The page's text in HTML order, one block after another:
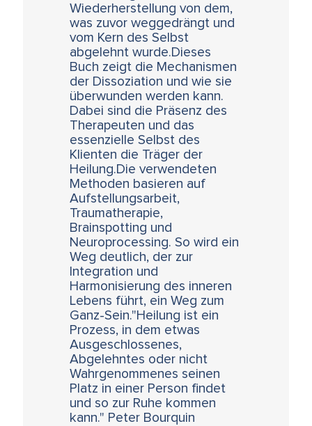
Wiederherstellung von dem,
was zuvor weggedrängt und
vom Kern des Selbst
abgelehnt wurde.Dieses
Buch zeigt die Mechanismen
der Dissoziation und wie sie
überwunden werden kann.
Dabei sind die Präsenz des
Therapeuten und das
essenzielle Selbst des
Klienten die Träger der
Heilung.Die verwendeten
Methoden basieren auf
Aufstellungsarbeit,
Traumatherapie,
Brainspotting und
Neuroprocessing. So wird ein
Weg deutlich, der zur
Integration und
Harmonisierung des inneren
Lebens führt, ein Weg zum
Ganz-Sein."Heilung ist ein
Prozess, in dem etwas
Ausgeschlossenes,
Abgelehntes oder nicht
Wahrgenommenes seinen
Platz in einer Person findet
und so zur Ruhe kommen
kann." Peter Bourquin